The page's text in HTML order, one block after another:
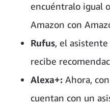
encuéntralo igual
Amazon con
Rufus, el
recibe
Alexa+: Ahora,
cuentan con un